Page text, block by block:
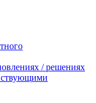
/ решениях